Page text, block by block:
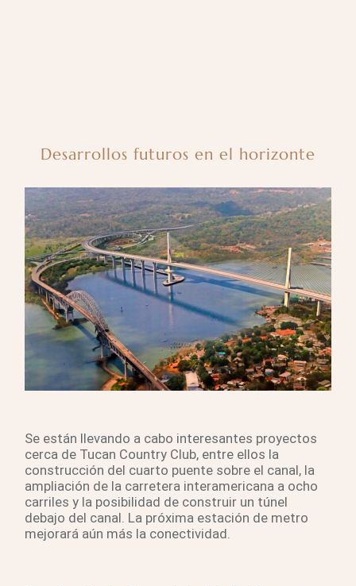
Desarrollos futuros en el horizonte
Se están llevando a cabo interesantes proyectos
cerca de Tucan Country Club, entre ellos la
construcción del cuarto puente sobre el canal, la
ampliación de la carretera interamericana a ocho
carriles y la posibilidad de construir un túnel
debajo del canal. La próxima estación de metro
mejorará aún más la conectividad.